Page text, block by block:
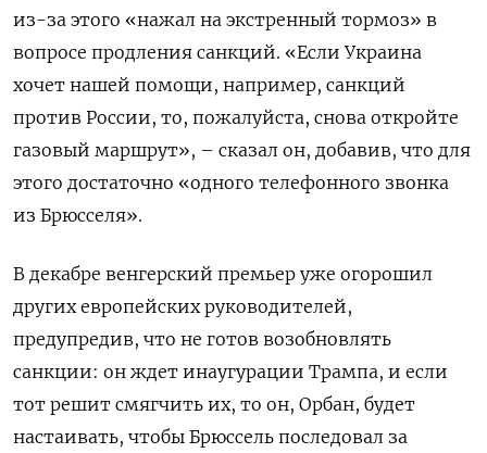
из-за этого «нажал на экстренный тормоз» в
вопросе продления санкций. «Если Украина
хочет нашей помощи, например, санкций
против России, то, пожалуйста, снова откройте
газовый маршрут», – сказал он, добавив, что для
этого достаточно «одного телефонного звонка
из Брюсселя».
В декабре венгерский премьер уже огорошил
других европейских руководителей,
предупредив, что не готов возобновлять
санкции: он ждет инаугурации Трампа, и если
тот решит смягчить их, то он, Орбан, будет
настаивать, чтобы Брюссель последовал за